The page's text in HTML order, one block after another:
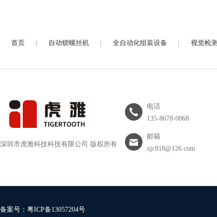
首页 | 自动锁螺丝机 | 全自动化组装设备 | 视觉检
深圳市虎雅科技科技有限公司 版权所有
电话
135-8678-0068
邮箱
xjc818@126.com
备案号： 粤ICP备13057204号